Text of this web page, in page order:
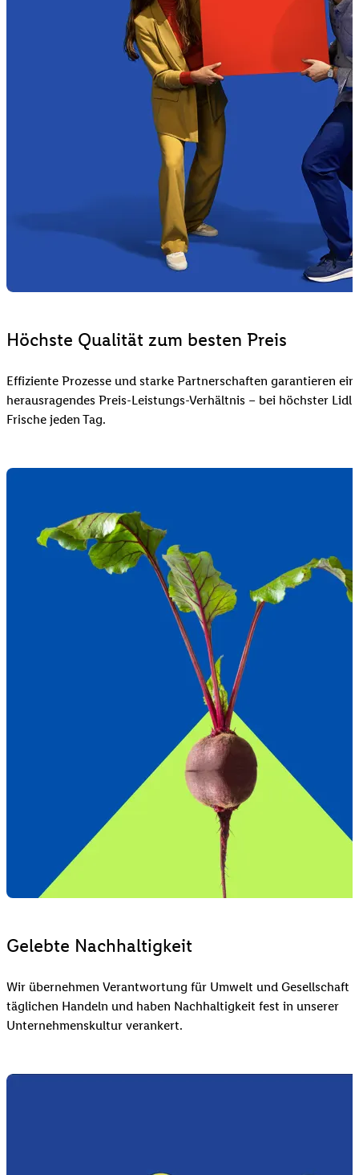
Höchste Qualität zum besten Preis
Effiziente Prozesse und starke Partnerschaften garantieren ein
herausragendes Preis-Leistungs-Verhältnis – bei höchster Lidl
Frische jeden Tag.
Gelebte Nachhaltigkeit
Wir übernehmen Verantwortung für Umwelt und Gesellschaft
täglichen Handeln und haben Nachhaltigkeit fest in unserer
Unternehmenskultur verankert.